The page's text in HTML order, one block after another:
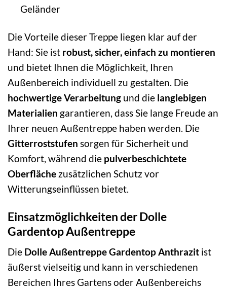
Geländer
Die Vorteile dieser Treppe liegen klar auf der
Hand: Sie ist robust, sicher, einfach zu montieren
und bietet Ihnen die Möglichkeit, Ihren
Außenbereich individuell zu gestalten. Die
hochwertige Verarbeitung und die langlebigen
Materialien garantieren, dass Sie lange Freude an
Ihrer neuen Außentreppe haben werden. Die
Gitterroststufen sorgen für Sicherheit und
Komfort, während die pulverbeschichtete
Oberfläche zusätzlichen Schutz vor
Witterungseinflüssen bietet.
Einsatzmöglichkeiten der Dolle
Gardentop Außentreppe
Die Dolle Außentreppe Gardentop Anthrazit ist
äußerst vielseitig und kann in verschiedenen
Bereichen Ihres Gartens oder Außenbereichs